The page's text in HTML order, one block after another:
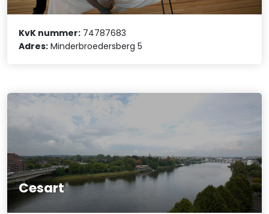
KvK nummer: 74787683
Adres: Minderbroedersberg 5
Cesart